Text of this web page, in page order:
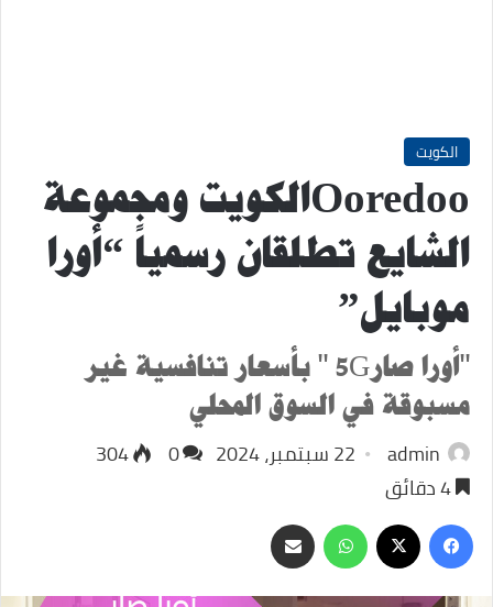
الكويت
Ooredooالكويت ومجموعة
الشايع تطلقان رسمياً “أورا
موبايل”
"أورا صار5G " بأسعار تنافسية غير
مسبوقة في السوق المحلي
admin 22 سبتمبر، 2024 0
304
فيسبوك
‫X واتسابمشاركة
عبر
البريد